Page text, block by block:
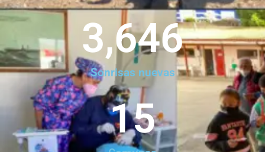
Sonrisas nuevas
3,646
15